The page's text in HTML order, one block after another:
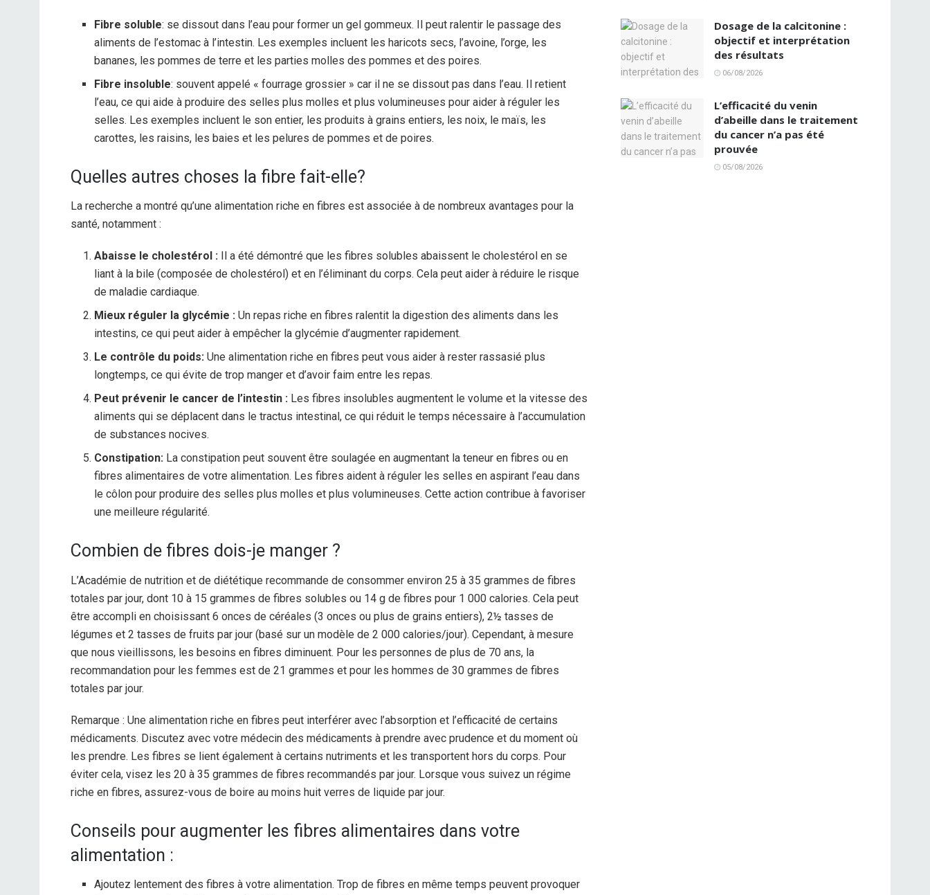
Fibre soluble: se dissout dans l’eau pour former un gel gommeux. Il peut ralentir le passage des
aliments de l’estomac à l’intestin. Les exemples incluent les haricots secs, l’avoine, l’orge, les
bananes, les pommes de terre et les parties molles des pommes et des poires.
Fibre insoluble: souvent appelé « fourrage grossier » car il ne se dissout pas dans l’eau. Il retient
l’eau, ce qui aide à produire des selles plus molles et plus volumineuses pour aider à réguler les
selles. Les exemples incluent le son entier, les produits à grains entiers, les noix, le maïs, les
carottes, les raisins, les baies et les pelures de pommes et de poires.
Quelles autres choses la fibre fait-elle?
La recherche a montré qu’une alimentation riche en fibres est associée à de nombreux avantages pour la
santé, notamment :
Abaisse le cholestérol :
Il a été démontré que les fibres solubles abaissent le cholestérol en se
liant à la bile (composée de cholestérol) et en l’éliminant du corps. Cela peut aider à réduire le risque
de maladie cardiaque.
Mieux réguler la glycémie :Un repas riche en fibres ralentit la digestion des aliments dans les
intestins, ce qui peut aider à empêcher la glycémie d’augmenter rapidement.
Le contrôle du poids:Une alimentation riche en fibres peut vous aider à rester rassasié plus
longtemps, ce qui évite de trop manger et d’avoir faim entre les repas.
Peut prévenir le cancer de l’intestin : Les fibres insolubles augmentent le volume et la vitesse des
aliments qui se déplacent dans le tractus intestinal, ce qui réduit le temps nécessaire à l’accumulation
de substances nocives.
Constipation: La constipation peut souvent être soulagée en augmentant la teneur en fibres ou en
fibres alimentaires de votre alimentation. Les fibres aident à réguler les selles en aspirant l’eau dans
le côlon pour produire des selles plus molles et plus volumineuses. Cette action contribue à favoriser
une meilleure régularité.
Combien de fibres dois-je manger ?
L’Académie de nutrition et de diététique recommande de consommer environ 25 à 35 grammes de fibres
totales par jour, dont 10 à 15 grammes de fibres solubles ou 14 g de fibres pour 1 000 calories. Cela peut
être accompli en choisissant 6 onces de céréales (3 onces ou plus de grains entiers), 2½ tasses de
légumes et 2 tasses de fruits par jour (basé sur un modèle de 2 000 calories/jour). Cependant, à mesure
que nous vieillissons, les besoins en fibres diminuent. Pour les personnes de plus de 70 ans, la
recommandation pour les femmes est de 21 grammes et pour les hommes de 30 grammes de fibres
totales par jour.
Remarque : Une alimentation riche en fibres peut interférer avec l’absorption et l’efficacité de certains
médicaments. Discutez avec votre médecin des médicaments à prendre avec prudence et du moment où
les prendre. Les fibres se lient également à certains nutriments et les transportent hors du corps. Pour
éviter cela, visez les 20 à 35 grammes de fibres recommandés par jour. Lorsque vous suivez un régime
riche en fibres, assurez-vous de boire au moins huit verres de liquide par jour.
Conseils pour augmenter les fibres alimentaires dans votre
alimentation :
Ajoutez lentement des fibres à votre alimentation. Trop de fibres en même temps peuvent provoquer
Dosage de la calcitonine :
objectif et interprétation
des résultats
06/08/2026
L’efficacité du venin
d’abeille dans le traitement
du cancer n’a pas été
prouvée
05/08/2026